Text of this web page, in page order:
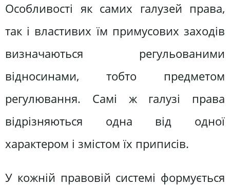
Особливості як самих галузей права,
так і властивих їм примусових заходів
визначаються регульованими
відносинами, тобто предметом
регулювання. Самі ж галузі права
відрізняються одна від одної
характером і змістом їх приписів.
У кожній правовій системі формується